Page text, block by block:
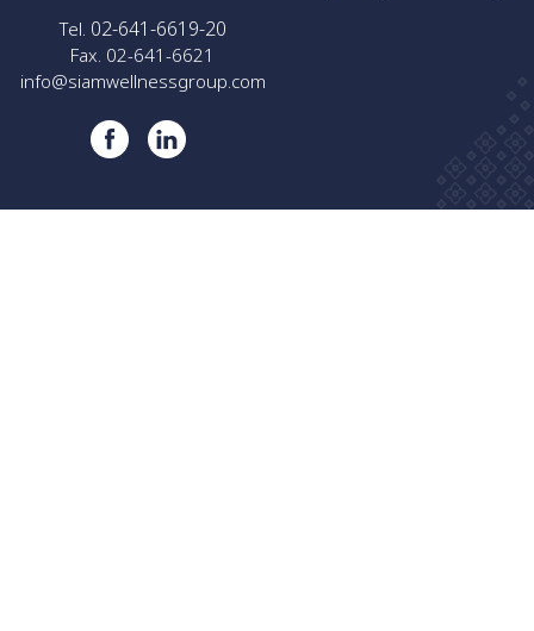
Tel. 02-641-6619-20
Fax. 02-641-6621
info@siamwellnessgroup.com